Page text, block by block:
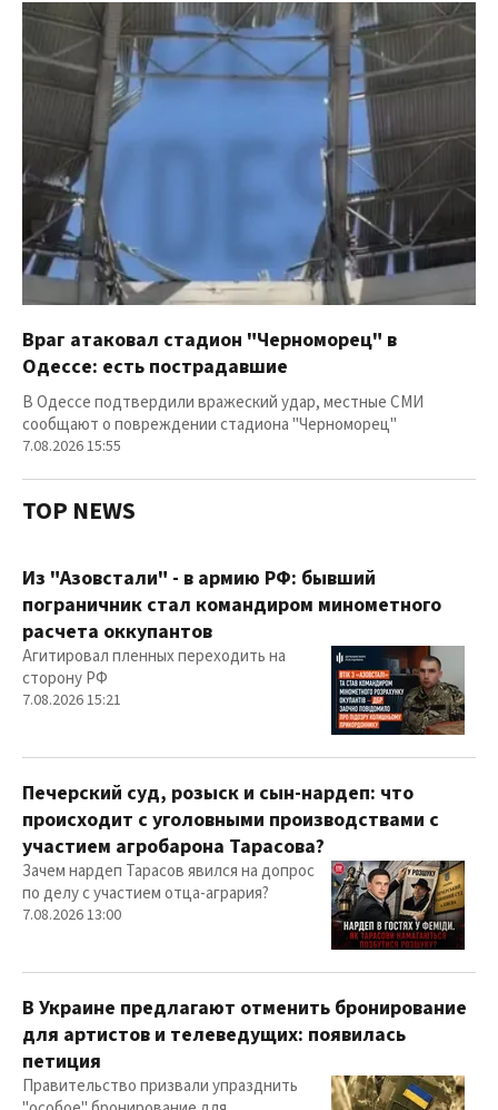
Враг атаковал стадион "Черноморец" в
Одессе: есть пострадавшие
В Одессе подтвердили вражеский удар, местные СМИ
сообщают о повреждении стадиона "Черноморец"
7.08.2026 15:55
TOP NEWS
Из "Азовстали" - в армию РФ: бывший
пограничник стал командиром минометного
расчета оккупантов
Агитировал пленных переходить на
сторону РФ
7.08.2026 15:21
Печерский суд, розыск и сын-нардеп: что
происходит с уголовными производствами с
участием агробарона Тарасова?
Зачем нардеп Тарасов явился на допрос
по делу с участием отца-агрария?
7.08.2026 13:00
В Украине предлагают отменить бронирование
для артистов и телеведущих: появилась
петиция
Правительство призвали упразднить